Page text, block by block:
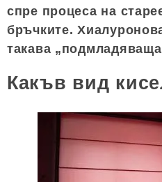
спре процеса на
бръчките.
такава
Какъв вид